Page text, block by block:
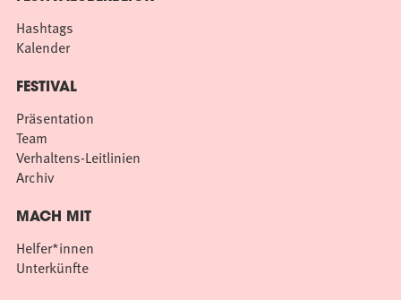
Hashtags
Kalender
FESTIVAL
Präsentation
Team
Verhaltens-Leitlinien
Archiv
MACH MIT
Helfer*innen
Unterkünfte